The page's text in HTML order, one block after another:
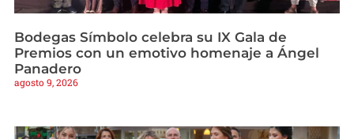
Bodegas Símbolo celebra su IX Gala de
Premios con un emotivo homenaje a Ángel
Panadero
agosto 9, 2026